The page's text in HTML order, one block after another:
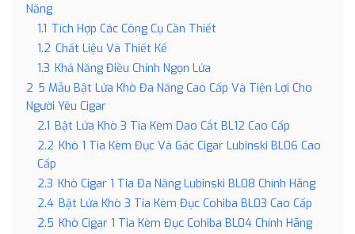
Năng
1.1 Tích Hợp Các Công Cụ Cần Thiết
1.2 Chất Liệu Và Thiết Kế
1.3 Khả Năng Điều Chỉnh Ngọn Lửa
2 5 Mẫu Bật Lửa Khò Đa Năng Cao Cấp Và Tiện Lợi Cho
Người Yêu Cigar
2.1 Bật Lửa Khò 3 Tia Kèm Dao Cắt BL12 Cao Cấp
2.2 Khò 1 Tia Kèm Đục Và Gác Cigar Lubinski BL06 Cao
Cấp
2.3 Khò Cigar 1 Tia Đa Năng Lubinski BL08 Chính Hãng
2.4 Bật Lửa Khò 3 Tia Kèm Đục Cohiba BL03 Cao Cấp
2.5 Khò Cigar 1 Tia Kèm Đục Cohiba BL04 Chính Hãng